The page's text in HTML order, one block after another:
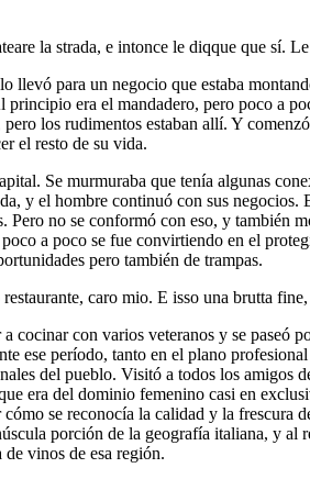
la strada, e intonce le diqque que sí.
llevó para un negocio que estaba
era el mandadero, pero poco a
los rudimentos estaban allí. Y
el resto de su vida.
Se murmuraba que tenía algunas
y el hombre continuó con sus
no se conformó con eso, y también
a poco se fue convirtiendo en el
pero también de trampas.
caro mio. E isso una brutta
cocinar con varios veteranos y se
ese período, tanto en el plano
del pueblo. Visitó a todos los
era del dominio femenino casi en
se reconocía la calidad y la frescura
porción de la geografía italiana, y al
vinos de esa región.